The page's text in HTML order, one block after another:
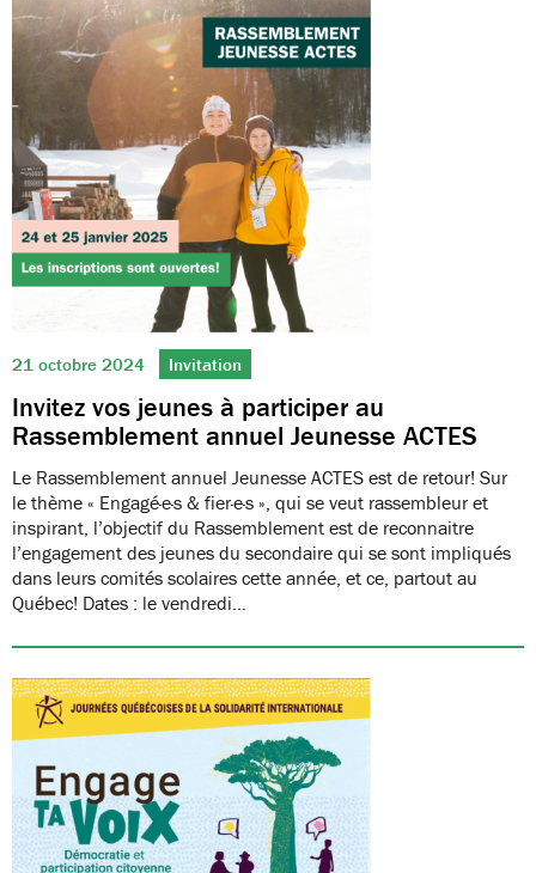
21 octobre 2024 Invitation
Invitez vos jeunes à participer au
Rassemblement annuel Jeunesse ACTES
Le Rassemblement annuel Jeunesse ACTES est de retour! Sur
le thème « Engagé·e·s & fier·e·s », qui se veut rassembleur et
inspirant, l’objectif du Rassemblement est de reconnaitre
l’engagement des jeunes du secondaire qui se sont impliqués
dans leurs comités scolaires cette année, et ce, partout au
Québec! Dates : le vendredi…